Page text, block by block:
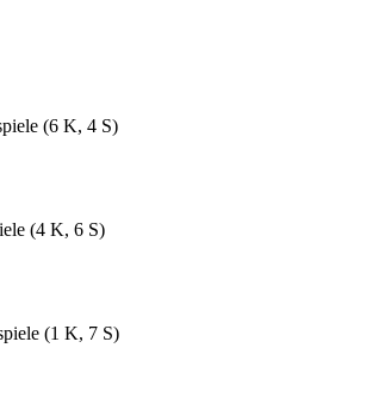
(6 K, 4 S)
(4 K, 6 S)
(1 K, 7 S)